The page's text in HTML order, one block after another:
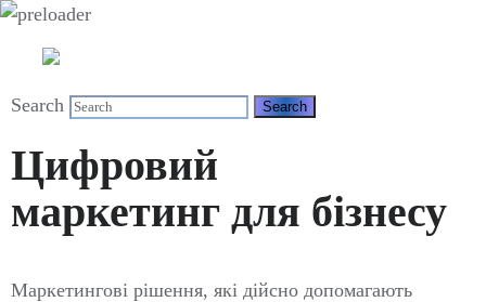
Search
Цифровий
маркетинг для бізнесу
Mаркетингові рішення, які дійсно допомагають